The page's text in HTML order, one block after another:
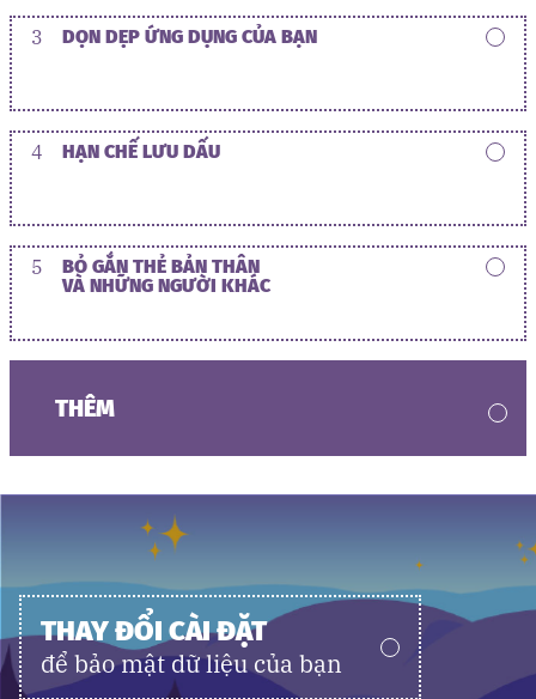
3 DỌN DẸP ỨNG DỤNG CỦA BẠN
4 HẠN CHẾ LƯU DẤU
5
BỎ GẮN THẺ BẢN THÂN
VÀ NHỮNG NGƯỜI KHÁC
THÊM
THAY ĐỔI CÀI ĐẶT
để bảo mật dữ liệu của bạn